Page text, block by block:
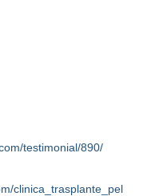
testimonial/890/
clinica_trasplante_pel